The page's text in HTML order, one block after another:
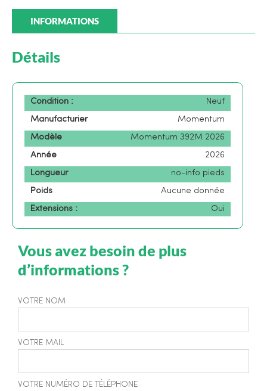
INFORMATIONS
Détails
Condition :
Neuf
Manufacturier
Momentum
Modèle
Momentum 392M 2026
Année
2026
Longueur
no-info pieds
Poids
Aucune donnée
Extensions :
Oui
Vous avez besoin de plus
d’informations ?
VOTRE NOM
VOTRE MAIL
VOTRE NUMÉRO DE TÉLÉPHONE